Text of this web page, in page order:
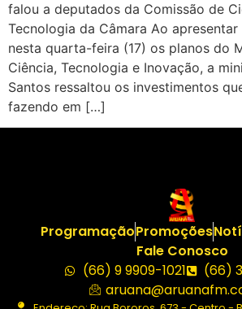
falou a deputados da Comissão de
Tecnologia da Câmara Ao
nesta quarta-feira (17) os planos do
Ciência, Tecnologia e Inovação, a
Santos ressaltou os investimentos
fazendo em […]
ProgramaçãoPromoções
Fale Conosco
(66) 9 9909-1021
(66)